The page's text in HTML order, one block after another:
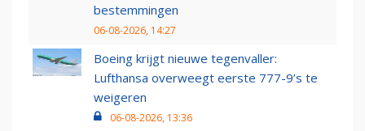
bestemmingen
06-08-2026, 14:27
Boeing krijgt nieuwe tegenvaller:
Lufthansa overweegt eerste 777-9’s te
weigeren
06-08-2026, 13:36